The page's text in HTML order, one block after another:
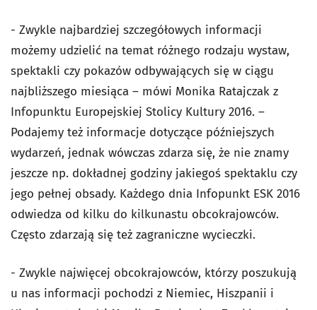
- Zwykle najbardziej szczegółowych informacji
możemy udzielić na temat różnego rodzaju wystaw,
spektakli czy pokazów odbywających się w ciągu
najbliższego miesiąca – mówi Monika Ratajczak z
Infopunktu Europejskiej Stolicy Kultury 2016. –
Podajemy też informacje dotyczące późniejszych
wydarzeń, jednak wówczas zdarza się, że nie znamy
jeszcze np. dokładnej godziny jakiegoś spektaklu czy
jego pełnej obsady. Każdego dnia Infopunkt ESK 2016
odwiedza od kilku do kilkunastu obcokrajowców.
Często zdarzają się też zagraniczne wycieczki.
- Zwykle najwięcej obcokrajowców, którzy poszukują
u nas informacji pochodzi z Niemiec, Hiszpanii i